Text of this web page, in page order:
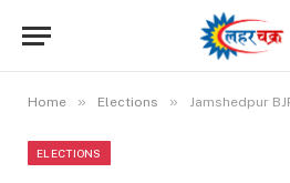
Home » Elections » Jamshedpur BJP: साकची के भाजपा महानगर कार्यालय में
ELECTIONS